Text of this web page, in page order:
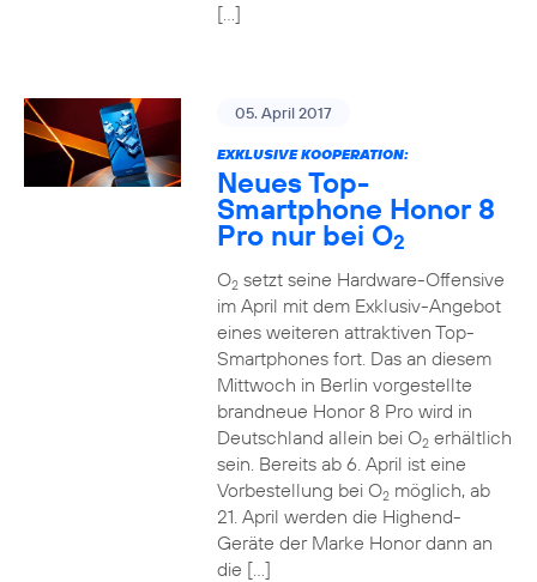
[…]
05. April 2017
EXKLUSIVE KOOPERATION:
Neues Top-
Smartphone Honor 8
Pro nur bei O2
O2setzt seine Hardware-Offensive
im April mit dem Exklusiv-Angebot
eines weiteren attraktiven Top-
Smartphones fort. Das an diesem
Mittwoch in Berlin vorgestellte
brandneue Honor 8 Pro wird in
Deutschland allein bei O2erhältlich
sein. Bereits ab 6. April ist eine
Vorbestellung bei O2möglich, ab
21. April werden die Highend-
Geräte der Marke Honor dann an
die […]